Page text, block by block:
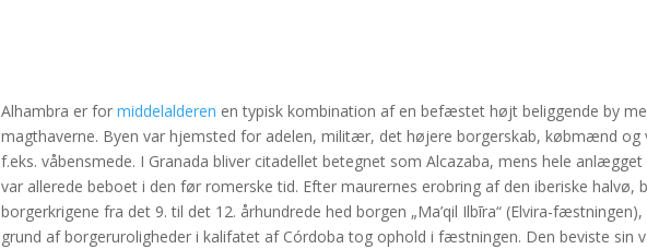
Alhambra er for middelalderen en typisk kombination af en befæstet højt beliggende by
magthaverne. Byen var hjemsted for adelen, militær, det højere borgerskab, købmænd
f.eks. våbensmede. I Granada bliver citadellet betegnet som Alcazaba, mens hele
var allerede beboet i den før romerske tid. Efter maurernes erobring af den iberiske halvø,
borgerkrigene fra det 9. til det 12. århundrede hed borgen „Ma’qil Ilbīra“ (Elvira-
grund af borgeruroligheder i kalifatet af Córdoba tog ophold i fæstningen. Den beviste